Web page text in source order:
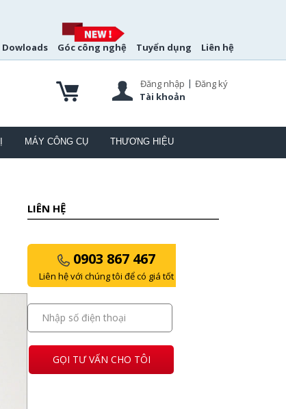
Dowloads Góc công nghệ Tuyển dụng Liên hệ
Đăng nhập | Đăng ký
Tài khoản
MÁY CÔNG CỤ THƯƠNG HIỆU
LIÊN HỆ
0903 867 467
Liên hệ với chúng tôi để có giá tốt
GỌI TƯ VẤN CHO TÔI